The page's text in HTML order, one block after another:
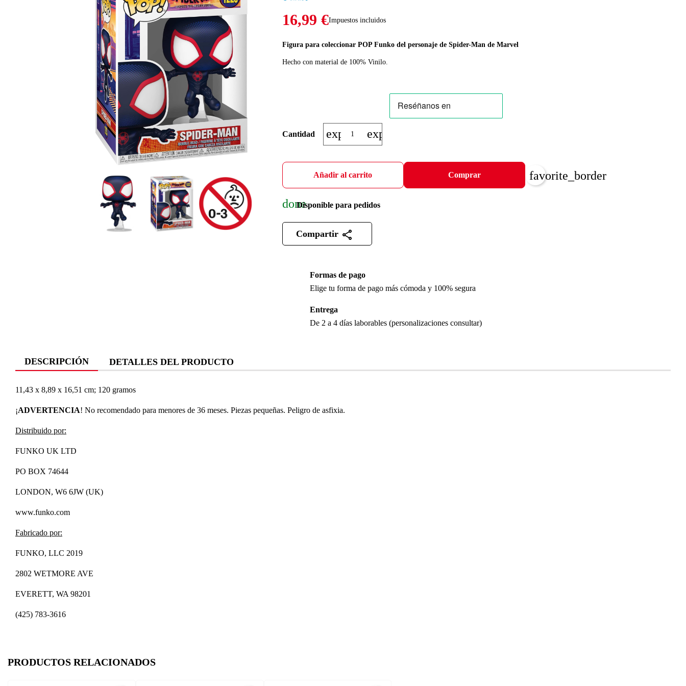
16,99 €Impuestos incluidos
Figura para coleccionar POP Funko del personaje de Spider-Man de Marvel
Hecho con material de 100% Vinilo.
Cantidad expand_moreexpand_less
Añadir al carrito Comprar favorite_border
doneDisponible para pedidos
Compartir
Formas de pago
Elige tu forma de pago más cómoda y 100% segura
Entrega
De 2 a 4 días laborables (personalizaciones consultar)
DESCRIPCIÓN DETALLES DEL PRODUCTO
‎11,43 x 8,89 x 16,51 cm; 120 gramos
¡ADVERTENCIA! No recomendado para menores de 36 meses. Piezas pequeñas. Peligro de asfixia.
Distribuido por:
FUNKO UK LTD
PO BOX 74644
LONDON, W6 6JW (UK)
www.funko.com
Fabricado por:
FUNKO, LLC 2019
2802 WETMORE AVE
EVERETT, WA 98201
(425) 783-3616
PRODUCTOS RELACIONADOS